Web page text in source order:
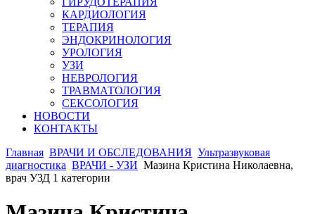
КАРДИОЛОГИЯ
ТЕРАПИЯ
ЭНДОКРИНОЛОГИЯ
УРОЛОГИЯ
УЗИ
НЕВРОЛОГИЯ
ТРАВМАТОЛОГИЯ
СЕКСОЛОГИЯ
НОВОСТИ
КОНТАКТЫ
Главная ВРАЧИ И ОБСЛЕДОВАНИЯ Ультразвуковая
диагностика ВРАЧИ - УЗИ Мазина Кристина Николаевна,
врач УЗД 1 категории